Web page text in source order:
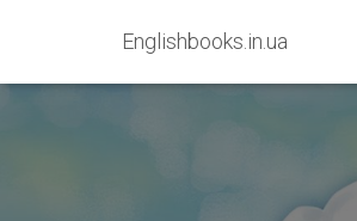
Englishbooks.in.ua